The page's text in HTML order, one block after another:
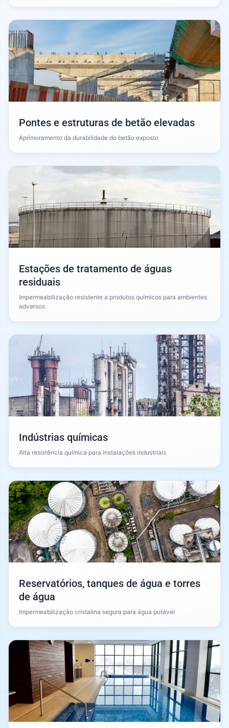
Pontes e estruturas de betão elevadas
Aprimoramento da durabilidade do betão exposto
Estações de tratamento de águas
residuais
Impermeabilização resistente a produtos químicos para ambientes
adversos
Indústrias químicas
Alta resistência química para instalações industriais
Reservatórios, tanques de água e torres
de água
Impermeabilização cristalina segura para água potável